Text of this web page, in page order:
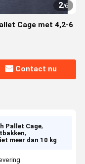
2/6
Cage met 4,2-6
Contact nu
Pallet Cage,
,
meer dan 10 kg